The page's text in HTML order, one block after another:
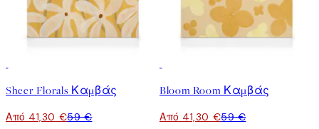
Sheer Florals Καμβάς
Από 41,30 €59 €
Bloom Room Καμβάς
Από 41,30 €59 €